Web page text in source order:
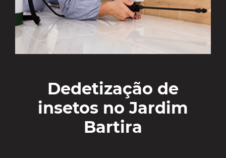
Dedetização de
insetos no Jardim
Bartira